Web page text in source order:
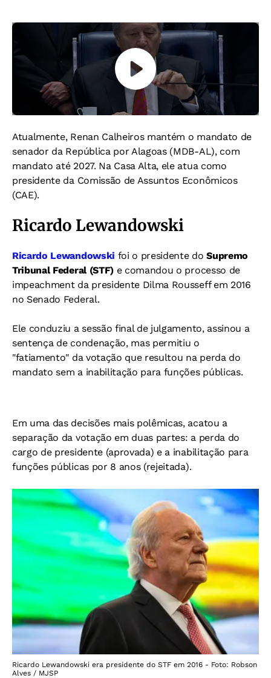
Atualmente, Renan Calheiros mantém o mandato de
senador da República por Alagoas (MDB-AL), com
mandato até 2027. Na Casa Alta, ele atua como
presidente da Comissão de Assuntos Econômicos
(CAE).
Ricardo Lewandowski
Ricardo Lewandowski foi o presidente doSupremo
Tribunal Federal (STF)e comandou o processo de
impeachment da presidente Dilma Rousseff em 2016
no Senado Federal.
Ele conduziu a sessão final de julgamento, assinou a
sentença de condenação, mas permitiu o
"fatiamento" da votação que resultou na perda do
mandato sem a inabilitação para funções públicas.
Em uma das decisões mais polêmicas, acatou a
separação da votação em duas partes: a perda do
cargo de presidente (aprovada) e a inabilitação para
funções públicas por 8 anos (rejeitada).
Ricardo Lewandowski era presidente do STF em 2016 - Foto: Robson
Alves / MJSP